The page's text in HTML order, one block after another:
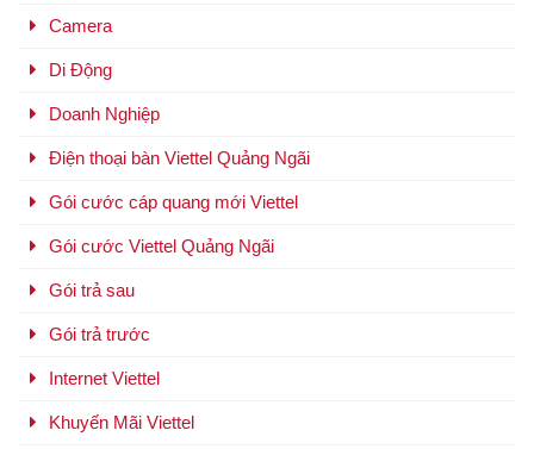
Camera
Di Động
Doanh Nghiệp
Điện thoại bàn Viettel Quảng Ngãi
Gói cước cáp quang mới Viettel
Gói cước Viettel Quảng Ngãi
Gói trả sau
Gói trả trước
Internet Viettel
Khuyến Mãi Viettel